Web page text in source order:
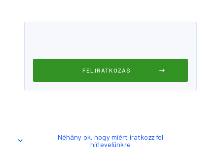
Néhány ok, hogy miért iratkozz fel
hírlevelünkre